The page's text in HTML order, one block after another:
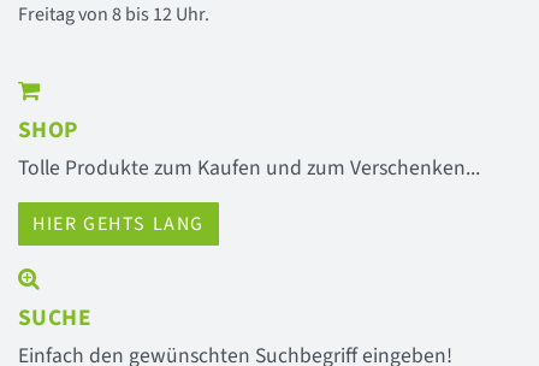
Freitag von 8 bis 12 Uhr.
SHOP
Tolle Produkte zum Kaufen und zum Verschenken...
HIER GEHTS LANG
SUCHE
Einfach den gewünschten Suchbegriff eingeben!